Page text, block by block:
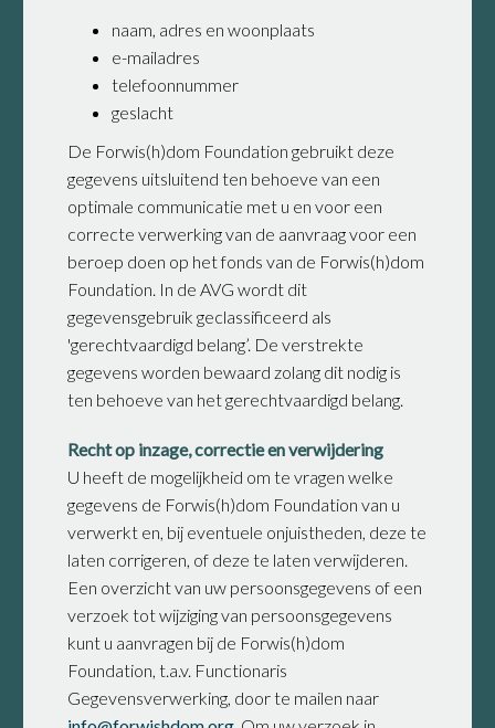
naam, adres en woonplaats
e-mailadres
telefoonnummer
geslacht
De Forwis(h)dom Foundation gebruikt deze
gegevens uitsluitend ten behoeve van een
optimale communicatie met u en voor een
correcte verwerking van de aanvraag voor een
beroep doen op het fonds van de Forwis(h)dom
Foundation. In de AVG wordt dit
gegevensgebruik geclassificeerd als
'gerechtvaardigd belang’. De verstrekte
gegevens worden bewaard zolang dit nodig is
ten behoeve van het gerechtvaardigd belang.
Recht op inzage, correctie en verwijdering
U heeft de mogelijkheid om te vragen welke
gegevens de Forwis(h)dom Foundation van u
verwerkt en, bij eventuele onjuistheden, deze te
laten corrigeren, of deze te laten verwijderen.
Een overzicht van uw persoonsgegevens of een
verzoek tot wijziging van persoonsgegevens
kunt u aanvragen bij de Forwis(h)dom
Foundation, t.a.v. Functionaris
Gegevensverwerking, door te mailen naar